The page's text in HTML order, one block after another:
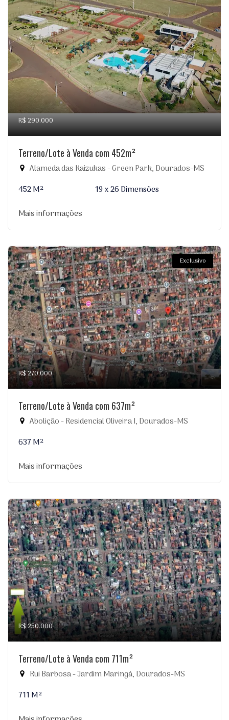
R$ 290.000
Terreno/Lote à Venda com 452m²
Alameda das Kaizukas - Green Park, Dourados-MS
452 M²
19 x 26 Dimensões
Mais informações
Exclusivo
R$ 270.000
Terreno/Lote à Venda com 637m²
Abolição - Residencial Oliveira I, Dourados-MS
637 M²
Mais informações
R$ 250.000
Terreno/Lote à Venda com 711m²
Rui Barbosa - Jardim Maringá, Dourados-MS
711 M²